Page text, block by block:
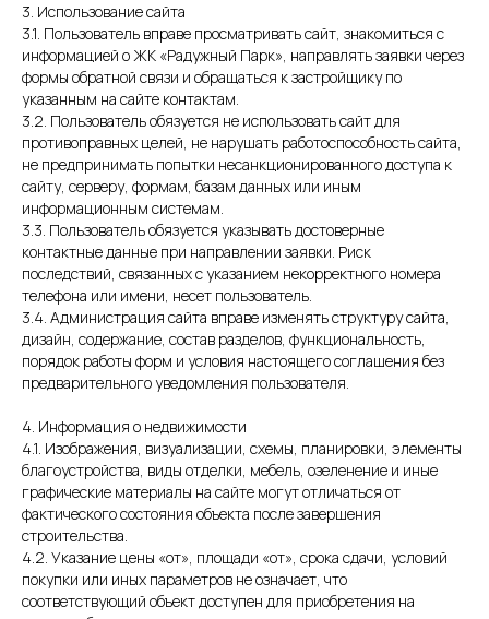
3. Использование сайта
3.1. Пользователь вправе просматривать сайт, знакомиться с
информацией о ЖК «Радужный Парк», направлять заявки через
формы обратной связи и обращаться к застройщику по
указанным на сайте контактам.
3.2. Пользователь обязуется не использовать сайт для
противоправных целей, не нарушать работоспособность сайта,
не предпринимать попытки несанкционированного доступа к
сайту, серверу, формам, базам данных или иным
информационным системам.
3.3. Пользователь обязуется указывать достоверные
контактные данные при направлении заявки. Риск
последствий, связанных с указанием некорректного номера
телефона или имени, несет пользователь.
3.4. Администрация сайта вправе изменять структуру сайта,
дизайн, содержание, состав разделов, функциональность,
порядок работы форм и условия настоящего соглашения без
предварительного уведомления пользователя.
4. Информация о недвижимости
4.1. Изображения, визуализации, схемы, планировки, элементы
благоустройства, виды отделки, мебель, озеленение и иные
графические материалы на сайте могут отличаться от
фактического состояния объекта после завершения
строительства.
4.2. Указание цены «от», площади «от», срока сдачи, условий
покупки или иных параметров не означает, что
соответствующий объект доступен для приобретения на